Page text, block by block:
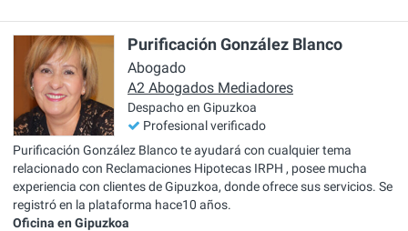
Purificación González Blanco
Abogado
A2 Abogados Mediadores
Despacho en Gipuzkoa
Profesional verificado
Purificación González Blanco te ayudará con cualquier tema
relacionado con Reclamaciones Hipotecas IRPH , posee mucha
experiencia con clientes de Gipuzkoa, donde ofrece sus servicios. Se
registró en la plataforma hace10 años.
Oficina en Gipuzkoa